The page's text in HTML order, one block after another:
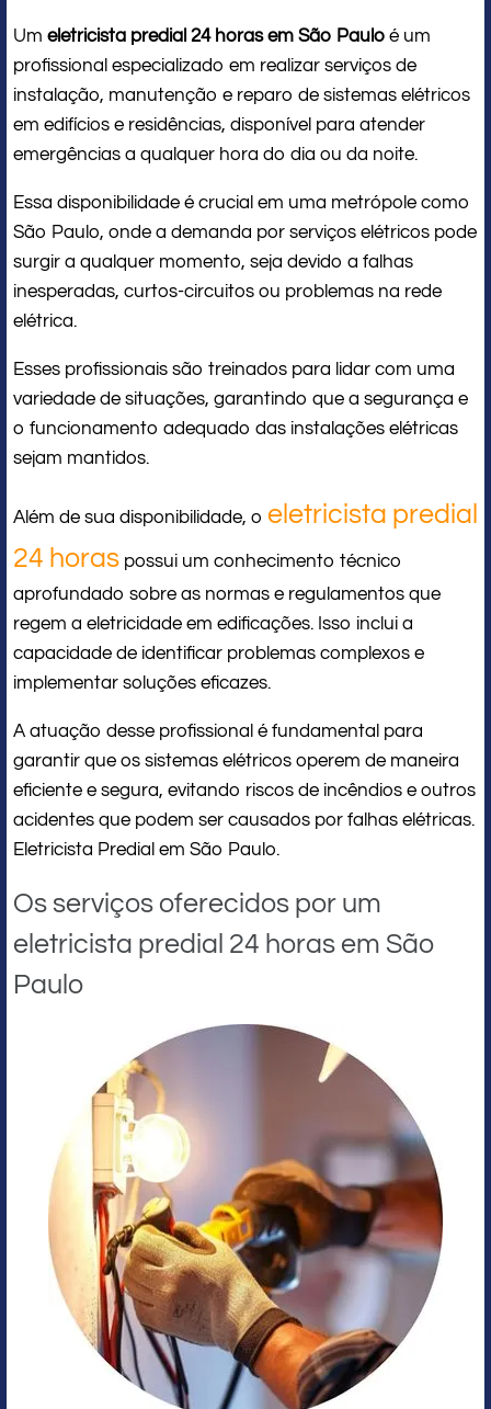
Um eletricista predial 24 horas em São Paulo é um
profissional especializado em realizar serviços de
instalação, manutenção e reparo de sistemas elétricos
em edifícios e residências, disponível para atender
emergências a qualquer hora do dia ou da noite.
Essa disponibilidade é crucial em uma metrópole como
São Paulo, onde a demanda por serviços elétricos pode
surgir a qualquer momento, seja devido a falhas
inesperadas, curtos-circuitos ou problemas na rede
elétrica.
Esses profissionais são treinados para lidar com uma
variedade de situações, garantindo que a segurança e
o funcionamento adequado das instalações elétricas
sejam mantidos.
Além de sua disponibilidade, o eletricista predial
24 horas possui um conhecimento técnico
aprofundado sobre as normas e regulamentos que
regem a eletricidade em edificações. Isso inclui a
capacidade de identificar problemas complexos e
implementar soluções eficazes.
A atuação desse profissional é fundamental para
garantir que os sistemas elétricos operem de maneira
eficiente e segura, evitando riscos de incêndios e outros
acidentes que podem ser causados por falhas elétricas.
Eletricista Predial em São Paulo.
Os serviços oferecidos por um
eletricista predial 24 horas em São
Paulo